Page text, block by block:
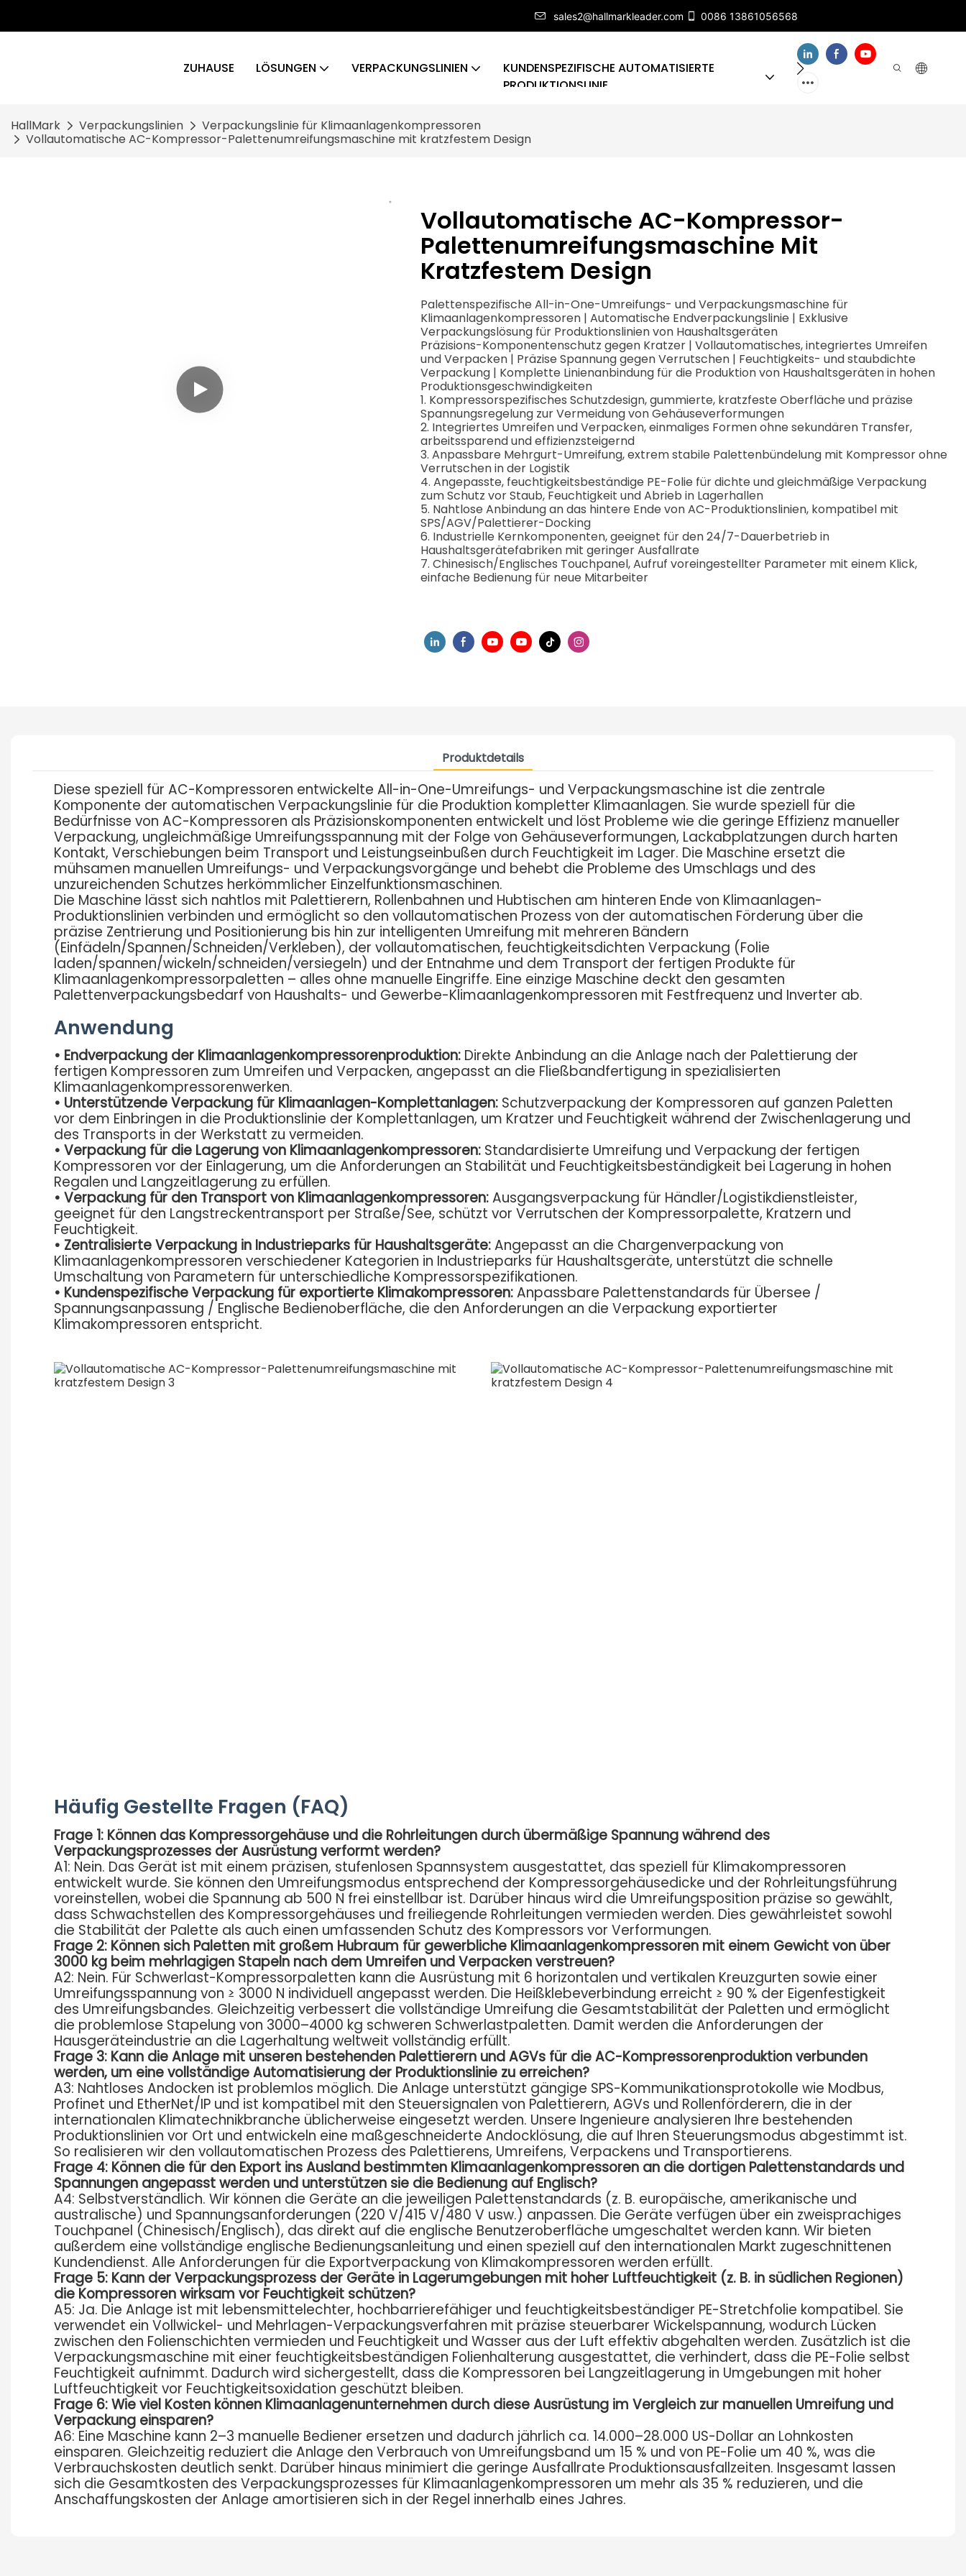
sales2@hallmarkleader.com 0086 13861056568
ZUHAUSE LÖSUNGEN VERPACKUNGSLINIEN
KUNDENSPEZIFISCHE AUTOMATISIERTE
PRODUKTIONSLINIE
ÜBER UNS
HallMark Verpackungslinien
Verpackungslinie für Klimaanlagenkompressoren
Vollautomatische AC-Kompressor-Palettenumreifungsmaschine mit kratzfestem Design
Vollautomatische AC-Kompressor-
Palettenumreifungsmaschine Mit
Kratzfestem Design
Palettenspezifische All-in-One-Umreifungs- und Verpackungsmaschine für
Klimaanlagenkompressoren | Automatische Endverpackungslinie | Exklusive
Verpackungslösung für Produktionslinien von Haushaltsgeräten
Präzisions-Komponentenschutz gegen Kratzer | Vollautomatisches, integriertes Umreifen
und Verpacken | Präzise Spannung gegen Verrutschen | Feuchtigkeits- und staubdichte
Verpackung | Komplette Linienanbindung für die Produktion von Haushaltsgeräten in hohen
Produktionsgeschwindigkeiten
1. Kompressorspezifisches Schutzdesign, gummierte, kratzfeste Oberfläche und präzise
Spannungsregelung zur Vermeidung von Gehäuseverformungen
2. Integriertes Umreifen und Verpacken, einmaliges Formen ohne sekundären Transfer,
arbeitssparend und effizienzsteigernd
3. Anpassbare Mehrgurt-Umreifung, extrem stabile Palettenbündelung mit Kompressor ohne
Verrutschen in der Logistik
4. Angepasste, feuchtigkeitsbeständige PE-Folie für dichte und gleichmäßige Verpackung
zum Schutz vor Staub, Feuchtigkeit und Abrieb in Lagerhallen
5. Nahtlose Anbindung an das hintere Ende von AC-Produktionslinien, kompatibel mit
SPS/AGV/Palettierer-Docking
6. Industrielle Kernkomponenten, geeignet für den 24/7-Dauerbetrieb in
Haushaltsgerätefabriken mit geringer Ausfallrate
7. Chinesisch/Englisches Touchpanel, Aufruf voreingestellter Parameter mit einem Klick,
einfache Bedienung für neue Mitarbeiter
Produktdetails
Diese speziell für AC-Kompressoren entwickelte All-in-One-Umreifungs- und Verpackungsmaschine ist die zentrale
Komponente der automatischen Verpackungslinie für die Produktion kompletter Klimaanlagen. Sie wurde speziell für die
Bedürfnisse von AC-Kompressoren als Präzisionskomponenten entwickelt und löst Probleme wie die geringe Effizienz manueller
Verpackung, ungleichmäßige Umreifungsspannung mit der Folge von Gehäuseverformungen, Lackabplatzungen durch harten
Kontakt, Verschiebungen beim Transport und Leistungseinbußen durch Feuchtigkeit im Lager. Die Maschine ersetzt die
mühsamen manuellen Umreifungs- und Verpackungsvorgänge und behebt die Probleme des Umschlags und des
unzureichenden Schutzes herkömmlicher Einzelfunktionsmaschinen.
Die Maschine lässt sich nahtlos mit Palettierern, Rollenbahnen und Hubtischen am hinteren Ende von Klimaanlagen-
Produktionslinien verbinden und ermöglicht so den vollautomatischen Prozess von der automatischen Förderung über die
präzise Zentrierung und Positionierung bis hin zur intelligenten Umreifung mit mehreren Bändern
(Einfädeln/Spannen/Schneiden/Verkleben), der vollautomatischen, feuchtigkeitsdichten Verpackung (Folie
laden/spannen/wickeln/schneiden/versiegeln) und der Entnahme und dem Transport der fertigen Produkte für
Klimaanlagenkompressorpaletten – alles ohne manuelle Eingriffe. Eine einzige Maschine deckt den gesamten
Palettenverpackungsbedarf von Haushalts- und Gewerbe-Klimaanlagenkompressoren mit Festfrequenz und Inverter ab.
Anwendung
• Endverpackung der Klimaanlagenkompressorenproduktion: Direkte Anbindung an die Anlage nach der Palettierung der
fertigen Kompressoren zum Umreifen und Verpacken, angepasst an die Fließbandfertigung in spezialisierten
Klimaanlagenkompressorenwerken.
• Unterstützende Verpackung für Klimaanlagen-Komplettanlagen: Schutzverpackung der Kompressoren auf ganzen Paletten
vor dem Einbringen in die Produktionslinie der Komplettanlagen, um Kratzer und Feuchtigkeit während der Zwischenlagerung und
des Transports in der Werkstatt zu vermeiden.
• Verpackung für die Lagerung von Klimaanlagenkompressoren: Standardisierte Umreifung und Verpackung der fertigen
Kompressoren vor der Einlagerung, um die Anforderungen an Stabilität und Feuchtigkeitsbeständigkeit bei Lagerung in hohen
Regalen und Langzeitlagerung zu erfüllen.
• Verpackung für den Transport von Klimaanlagenkompressoren:Ausgangsverpackung für Händler/Logistikdienstleister,
geeignet für den Langstreckentransport per Straße/See, schützt vor Verrutschen der Kompressorpalette, Kratzern und
Feuchtigkeit.
• Zentralisierte Verpackung in Industrieparks für Haushaltsgeräte:Angepasst an die Chargenverpackung von
Klimaanlagenkompressoren verschiedener Kategorien in Industrieparks für Haushaltsgeräte, unterstützt die schnelle
Umschaltung von Parametern für unterschiedliche Kompressorspezifikationen.
• Kundenspezifische Verpackung für exportierte Klimakompressoren:Anpassbare Palettenstandards für Übersee /
Spannungsanpassung / Englische Bedienoberfläche, die den Anforderungen an die Verpackung exportierter
Klimakompressoren entspricht.
Häufig Gestellte Fragen (FAQ)
Frage 1: Können das Kompressorgehäuse und die Rohrleitungen durch übermäßige Spannung während des
Verpackungsprozesses der Ausrüstung verformt werden?
A1: Nein. Das Gerät ist mit einem präzisen, stufenlosen Spannsystem ausgestattet, das speziell für Klimakompressoren
entwickelt wurde. Sie können den Umreifungsmodus entsprechend der Kompressorgehäusedicke und der Rohrleitungsführung
voreinstellen, wobei die Spannung ab 500 N frei einstellbar ist. Darüber hinaus wird die Umreifungsposition präzise so gewählt,
dass Schwachstellen des Kompressorgehäuses und freiliegende Rohrleitungen vermieden werden. Dies gewährleistet sowohl
die Stabilität der Palette als auch einen umfassenden Schutz des Kompressors vor Verformungen.
Frage 2: Können sich Paletten mit großem Hubraum für gewerbliche Klimaanlagenkompressoren mit einem Gewicht von über
3000 kg beim mehrlagigen Stapeln nach dem Umreifen und Verpacken verstreuen?
A2: Nein. Für Schwerlast-Kompressorpaletten kann die Ausrüstung mit 6 horizontalen und vertikalen Kreuzgurten sowie einer
Umreifungsspannung von ≥ 3000 N individuell angepasst werden. Die Heißklebeverbindung erreicht ≥ 90 % der Eigenfestigkeit
des Umreifungsbandes. Gleichzeitig verbessert die vollständige Umreifung die Gesamtstabilität der Paletten und ermöglicht
die problemlose Stapelung von 3000–4000 kg schweren Schwerlastpaletten. Damit werden die Anforderungen der
Hausgeräteindustrie an die Lagerhaltung weltweit vollständig erfüllt.
Frage 3: Kann die Anlage mit unseren bestehenden Palettierern und AGVs für die AC-Kompressorenproduktion verbunden
werden, um eine vollständige Automatisierung der Produktionslinie zu erreichen?
A3: Nahtloses Andocken ist problemlos möglich. Die Anlage unterstützt gängige SPS-Kommunikationsprotokolle wie Modbus,
Profinet und EtherNet/IP und ist kompatibel mit den Steuersignalen von Palettierern, AGVs und Rollenförderern, die in der
internationalen Klimatechnikbranche üblicherweise eingesetzt werden. Unsere Ingenieure analysieren Ihre bestehenden
Produktionslinien vor Ort und entwickeln eine maßgeschneiderte Andocklösung, die auf Ihren Steuerungsmodus abgestimmt ist.
So realisieren wir den vollautomatischen Prozess des Palettierens, Umreifens, Verpackens und Transportierens.
Frage 4: Können die für den Export ins Ausland bestimmten Klimaanlagenkompressoren an die dortigen Palettenstandards und
Spannungen angepasst werden und unterstützen sie die Bedienung auf Englisch?
A4: Selbstverständlich. Wir können die Geräte an die jeweiligen Palettenstandards (z. B. europäische, amerikanische und
australische) und Spannungsanforderungen (220 V/415 V/480 V usw.) anpassen. Die Geräte verfügen über ein zweisprachiges
Touchpanel (Chinesisch/Englisch), das direkt auf die englische Benutzeroberfläche umgeschaltet werden kann. Wir bieten
außerdem eine vollständige englische Bedienungsanleitung und einen speziell auf den internationalen Markt zugeschnittenen
Kundendienst. Alle Anforderungen für die Exportverpackung von Klimakompressoren werden erfüllt.
Frage 5: Kann der Verpackungsprozess der Geräte in Lagerumgebungen mit hoher Luftfeuchtigkeit (z. B. in südlichen Regionen)
die Kompressoren wirksam vor Feuchtigkeit schützen?
A5: Ja. Die Anlage ist mit lebensmittelechter, hochbarrierefähiger und feuchtigkeitsbeständiger PE-Stretchfolie kompatibel. Sie
verwendet ein Vollwickel- und Mehrlagen-Verpackungsverfahren mit präzise steuerbarer Wickelspannung, wodurch Lücken
zwischen den Folienschichten vermieden und Feuchtigkeit und Wasser aus der Luft effektiv abgehalten werden. Zusätzlich ist die
Verpackungsmaschine mit einer feuchtigkeitsbeständigen Folienhalterung ausgestattet, die verhindert, dass die PE-Folie selbst
Feuchtigkeit aufnimmt. Dadurch wird sichergestellt, dass die Kompressoren bei Langzeitlagerung in Umgebungen mit hoher
Luftfeuchtigkeit vor Feuchtigkeitsoxidation geschützt bleiben.
Frage 6: Wie viel Kosten können Klimaanlagenunternehmen durch diese Ausrüstung im Vergleich zur manuellen Umreifung und
Verpackung einsparen?
A6: Eine Maschine kann 2–3 manuelle Bediener ersetzen und dadurch jährlich ca. 14.000–28.000 US-Dollar an Lohnkosten
einsparen. Gleichzeitig reduziert die Anlage den Verbrauch von Umreifungsband um 15 % und von PE-Folie um 40 %, was die
Verbrauchskosten deutlich senkt. Darüber hinaus minimiert die geringe Ausfallrate Produktionsausfallzeiten. Insgesamt lassen
sich die Gesamtkosten des Verpackungsprozesses für Klimaanlagenkompressoren um mehr als 35 % reduzieren, und die
Anschaffungskosten der Anlage amortisieren sich in der Regel innerhalb eines Jahres.